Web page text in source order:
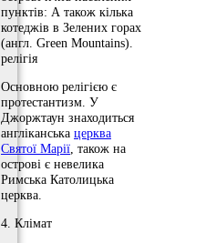
пунктів: А також кілька
котеджів в Зелених горах
(англ. Green Mountains).
релігія
Основною релігією є
протестантизм. У
Джоржтаун знаходиться
англіканська церква
Святої Марії , також на
острові є невелика
Римська Католицька
церква.
4. Клімат